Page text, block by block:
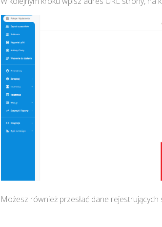
Możesz również przesłać dane rejestrujących